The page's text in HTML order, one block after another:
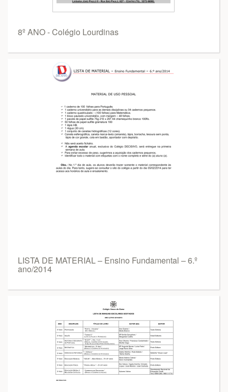
8º ANO - Colégio Lourdinas
LISTA DE MATERIAL – Ensino Fundamental – 6.º
ano/2014